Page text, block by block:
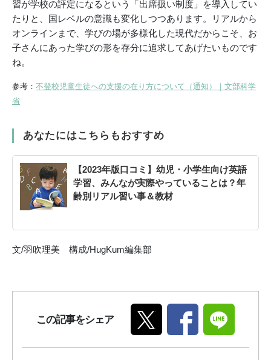
習が学校の評定になるという「出席扱い制度」を導入してい
たりと、国レベルの意識も変化しつつあります。リアルから
オンラインまで、学びの場が多様化した現代だからこそ、お
子さんにあった学びの形を存分に追求してあげたいものです
ね。
参考： 不登校児童生徒への支援の在り方について（通知）｜文部科学
省
あなたにはこちらもおすすめ
【2023年版口コミ】幼児・小学生向け英語
学習、みんなが実際やっていることは？年
齢別リアル習い事＆教材
文/羽吹理美 構成/HugKum編集部
この記事をシェア